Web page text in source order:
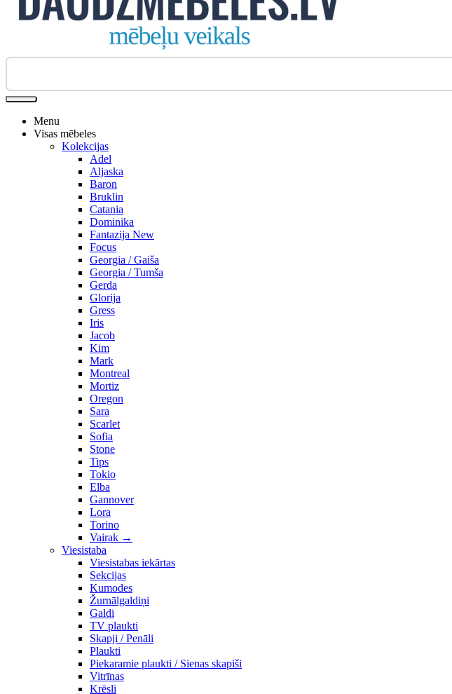
Biroja krēsli
Menu
Visas mēbeles
Kolekcijas
Adel
Aljaska
Baron
Bruklin
Catania
Dominika
Fantazija New
Focus
Georgia / Gaiša
Georgia / Tumša
Gerda
Glorija
Gress
Iris
Jacob
Kim
Mark
Montreal
Mortiz
Oregon
Sara
Scarlet
Sofia
Stone
Tips
Tokio
Elba
Gannover
Lora
Torino
Vairak →
Viesistaba
Viesistabas iekārtas
Sekcijas
Kumodes
Žurnālgaldiņi
Galdi
TV plaukti
Skapji / Penāli
Plaukti
Piekaramie plaukti / Sienas skapiši
Vitrīnas
Krēsli